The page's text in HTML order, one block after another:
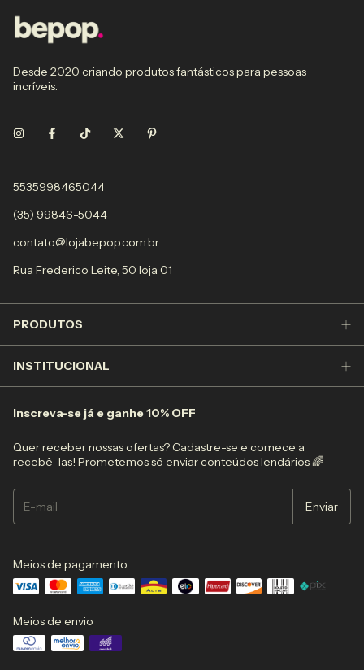
Desde 2020 criando produtos fantásticos para pessoas
incríveis.
5535998465044
(35) 99846-5044
contato@lojabepop.com.br
Rua Frederico Leite, 50 loja 01
PRODUTOS
INSTITUCIONAL
Inscreva-se já e ganhe 10% OFF
Quer receber nossas ofertas? Cadastre-se e comece a
recebê-las! Prometemos só enviar conteúdos lendários 🌈
Meios de pagamento
Meios de envio